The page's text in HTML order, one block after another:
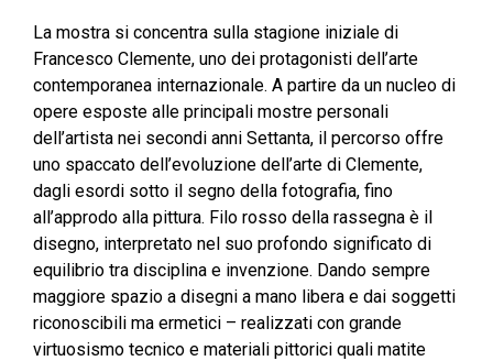
La mostra si concentra sulla stagione iniziale di
Francesco Clemente, uno dei protagonisti dell’arte
contemporanea internazionale. A partire da un nucleo di
opere esposte alle principali mostre personali
dell’artista nei secondi anni Settanta, il percorso offre
uno spaccato dell’evoluzione dell’arte di Clemente,
dagli esordi sotto il segno della fotografia, fino
all’approdo alla pittura. Filo rosso della rassegna è il
disegno, interpretato nel suo profondo significato di
equilibrio tra disciplina e invenzione. Dando sempre
maggiore spazio a disegni a mano libera e dai soggetti
riconoscibili ma ermetici – realizzati con grande
virtuosismo tecnico e materiali pittorici quali matite